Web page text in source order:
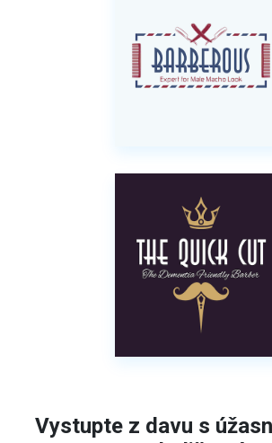
Vystupte z davu s